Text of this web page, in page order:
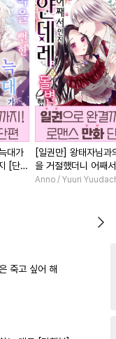
대가
[단행
[일권만] 왕태자님과
을 거절했더니 어째
얀데레로 돌변했습
Anno / Yuuri
죽고 싶어 해